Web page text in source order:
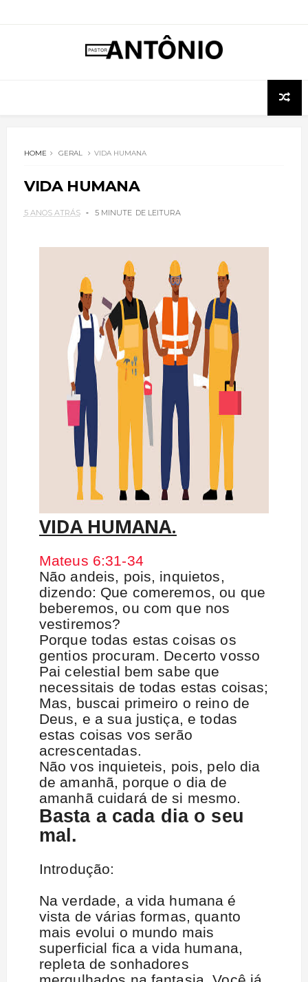
HOME GERAL VIDA HUMANA
VIDA HUMANA
5 ANOS ATRÁS 5 MINUTE DE LEITURA
VIDA HUMANA.
Mateus 6:31-34
Não andeis, pois, inquietos,
dizendo: Que comeremos, ou que
beberemos, ou com que nos
vestiremos?
Porque todas estas coisas os
gentios procuram. Decerto vosso
Pai celestial bem sabe que
necessitais de todas estas coisas;
Mas, buscai primeiro o reino de
Deus, e a sua justiça, e todas
estas coisas vos serão
acrescentadas.
Não vos inquieteis, pois, pelo dia
de amanhã, porque o dia de
amanhã cuidará de si mesmo.
Basta a cada dia o seu
mal.
Introdução:
Na verdade, a vida humana é
vista de várias formas, quanto
mais evolui o mundo mais
superficial fica a vida humana,
repleta de sonhadores